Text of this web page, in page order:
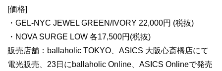
[価格]
・GEL-NYC JEWEL GREEN/IVORY 22,000円 (税抜)
・NOVA SURGE LOW 各17,500円(税抜)
販売店舗：ballaholic TOKYO、ASICS 大阪心斎橋店にて
電光販売、23日にballaholic Online、ASICS Onlineで発売